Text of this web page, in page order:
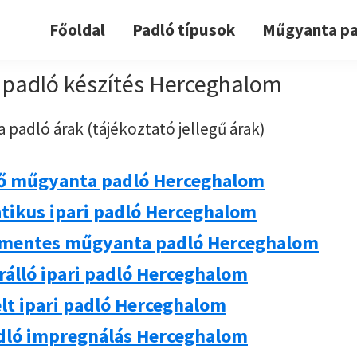
Főoldal Padló típusok Műgyanta
készítés Herceghalom
padló árak (tájékoztató jellegű árak)
műgyanta padló Herceghalom
ipari padló Herceghalom
műgyanta padló Herceghalom
ipari padló Herceghalom
ipari padló Herceghalom
impregnálás Herceghalom